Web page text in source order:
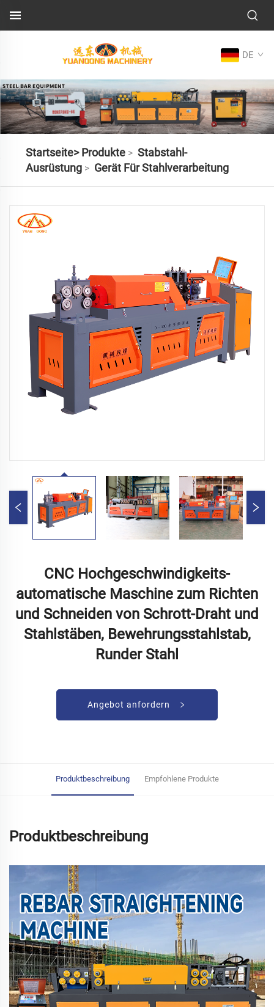
DE
Startseite> Produkte> Stabstahl-
Ausrüstung> Gerät Für Stahlverarbeitung
CNC Hochgeschwindigkeits-
automatische Maschine zum Richten
und Schneiden von Schrott-Draht und
Stahlstäben, Bewehrungsstahlstab,
Runder Stahl
Angebot anfordern
Produktbeschreibung Empfohlene Produkte
Produktbeschreibung